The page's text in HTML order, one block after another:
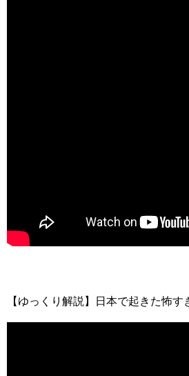
【ゆっくり解説】日本で起きた怖す